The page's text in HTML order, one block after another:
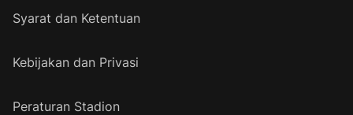
Syarat dan Ketentuan
Kebijakan dan Privasi
Peraturan Stadion